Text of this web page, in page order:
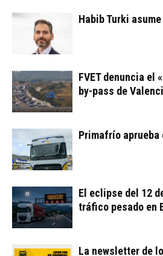
Habib Turki
FVET denuncia el
by-pass de
Primafrío aprueba
El eclipse del 12
tráfico pesado en
La newsletter de